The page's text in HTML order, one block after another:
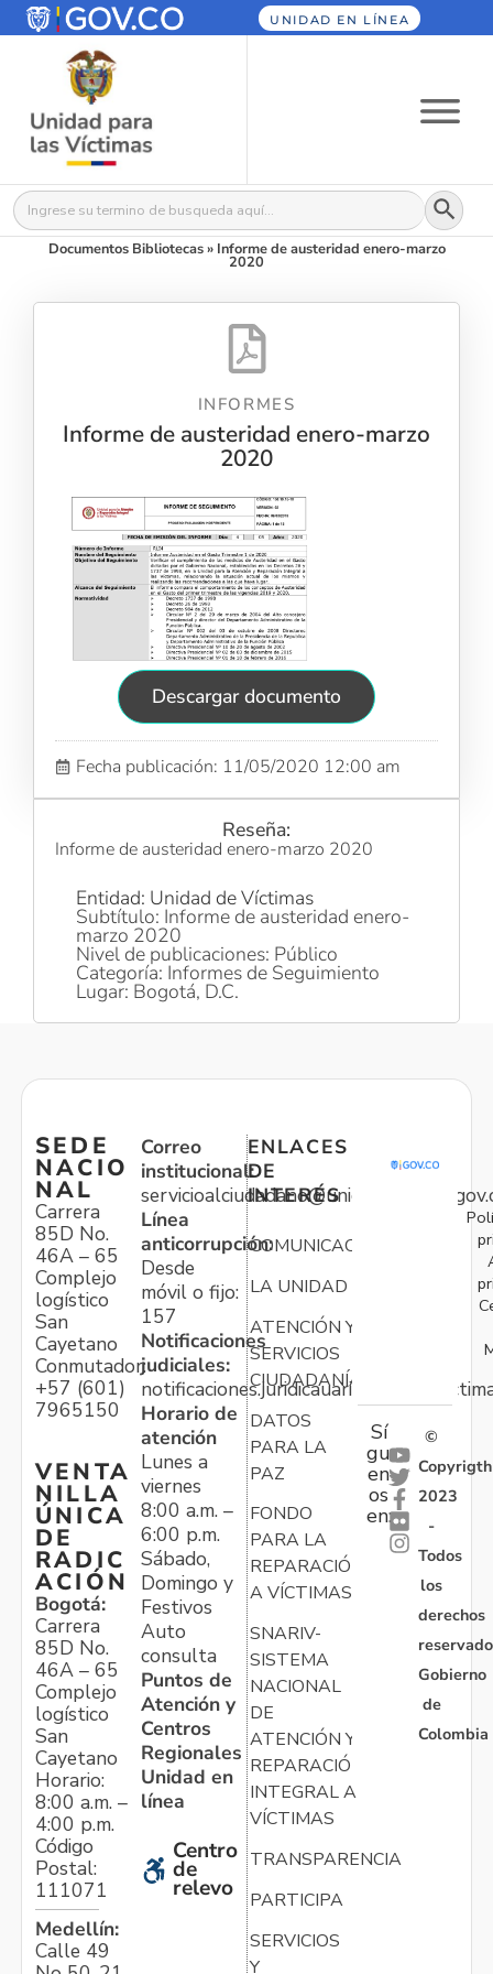
UNIDAD EN LÍNEA
Buscar: Botón
Documentos Bibliotecas» Informe de austeridad enero-marzo
2020
INFORMES
Informe de austeridad enero-marzo
2020
Descargar documento
Fecha publicación: 11/05/2020 12:00 am
Reseña:
Informe de austeridad enero-marzo 2020
Entidad: Unidad de Víctimas
Subtítulo: Informe de austeridad enero-
marzo 2020
Nivel de publicaciones: Público
Categoría: Informes de Seguimiento
Lugar: Bogotá, D.C.
SEDE
NACIO
NAL
Carrera
85D No.
46A – 65
Complejo
logístico
San
Cayetano
Conmutador:
+57 (601)
7965150
VENTA
NILLA
ÚNICA
DE
RADIC
ACIÓN
Bogotá:
Carrera
85D No.
46A – 65
Complejo
logístico
San
Cayetano
Horario:
8:00 a.m. –
4:00 p.m.
Código
Postal:
111071
Medellín:
Calle 49
Correo
institucional:
Línea
anticorrupción:
Desde
móvil o fijo:
157
Notificaciones
judiciales:
Horario de
atención
Lunes a
viernes
8:00 a.m. –
6:00 p.m.
Sábado,
Domingo y
Festivos
Auto
consulta
Puntos de
Atención y
Centros
Regionales
Unidad en
línea
Centro
de
relevo
ENLACES
DE
INTERÉS
COMUNICACIONES
LA UNIDAD
ATENCIÓN Y
SERVICIOS
CIUDADANÍA
DATOS
PARA LA
PAZ
FONDO
PARA LA
REPARACIÓN
A VÍCTIMAS
SNARIV-
SISTEMA
NACIONAL
DE
ATENCIÓN Y
REPARACIÓN
INTEGRAL A
VÍCTIMAS
TRANSPARENCIA
PARTICIPA
SERVICIOS
Y
Sí
gu
en
os
en:
©
Copyrigth
2023
-
Todos
los
derechos
Gobierno
de
Colombia